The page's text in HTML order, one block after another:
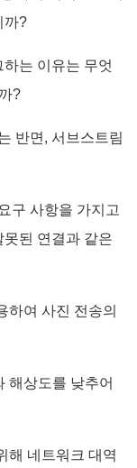
까?
는 이유는 무엇
?
반면, 서브스트림
구 사항을 가지고
된 연결과 같은
하여 사진 전송의
해상도를 낮추어
해 네트워크 대역